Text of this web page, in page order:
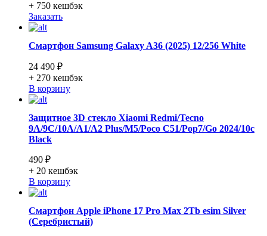
+ 750 кешбэк
Заказать
Смартфон Samsung Galaxy A36 (2025) 12/256 White
24 490 ₽
+ 270 кешбэк
В корзину
Защитное 3D стекло Xiaomi Redmi/Tecno
9A/9C/10A/A1/A2 Plus/M5/Poco C51/Pop7/Go 2024/10c
Black
490 ₽
+ 20 кешбэк
В корзину
Смартфон Apple iPhone 17 Pro Max 2Tb esim Silver
(Серебристый)